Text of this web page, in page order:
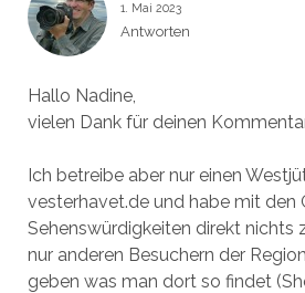
1. Mai 2023
Antworten
Hallo Nadine,
vielen Dank für deinen
Ich betreibe aber nur einen
vesterhavet.de und habe mit den
Sehenswürdigkeiten direkt nichts
nur anderen Besuchern der
geben was man dort so findet